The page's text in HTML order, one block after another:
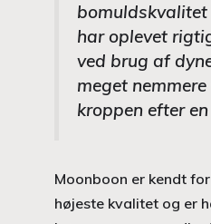
har oplevet
ved brug af
meget
kroppen efter
Moonboon er kendt
højeste kvalitet og er